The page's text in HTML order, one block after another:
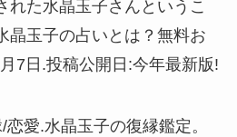
れた水晶玉子さんというこ
晶玉子の占いとは？無料お
7日.投稿公開日:今年最新版!
愛.水晶玉子の復縁鑑定。